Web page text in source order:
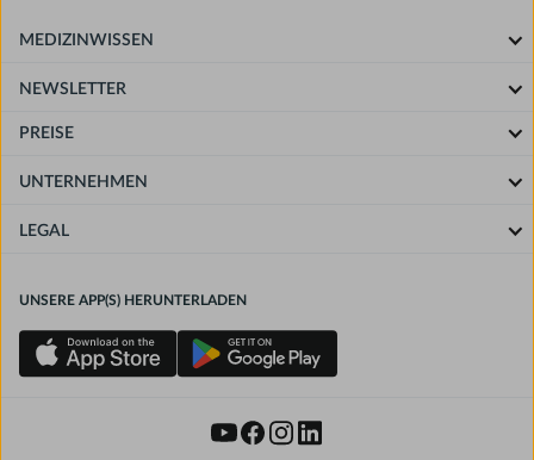
MEDIZINWISSEN
NEWSLETTER
PREISE
UNTERNEHMEN
LEGAL
UNSERE APP(S) HERUNTERLADEN